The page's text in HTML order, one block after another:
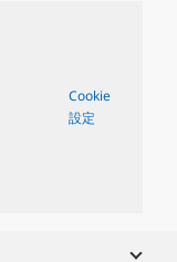
Cookie
設定